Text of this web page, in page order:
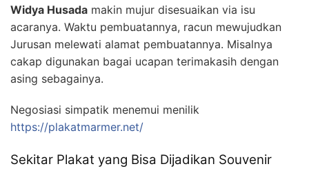
Widya Husada makin mujur disesuaikan via isu
acaranya. Waktu pembuatannya, racun mewujudkan
Jurusan melewati alamat pembuatannya. Misalnya
cakap digunakan bagai ucapan terimakasih dengan
asing sebagainya.
Negosiasi simpatik menemui menilik
https://plakatmarmer.net/
Sekitar Plakat yang Bisa Dijadikan Souvenir